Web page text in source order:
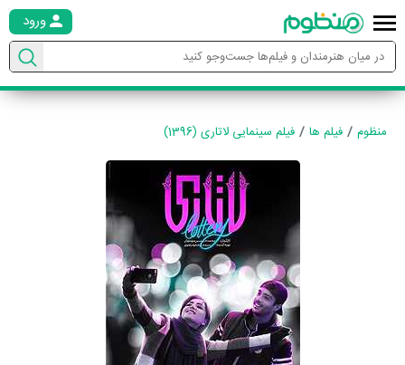
ورود
منظوم فیلم ها فیلم سینمایی لاتاری (1396)